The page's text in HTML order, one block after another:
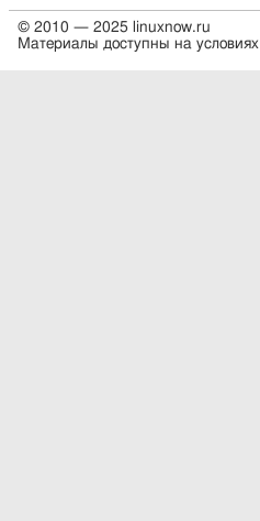
© 2010 — 2025 linuxnow.ru
Материалы доступны на условиях